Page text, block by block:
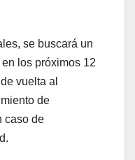
se buscará un
los próximos 12
vuelta al
de
caso de